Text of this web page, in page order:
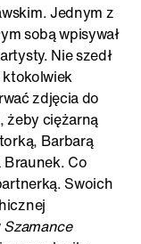
Jednym z
sobą wpisywał
Nie szedł
ktokolwiek
zdjęcia do
żeby ciężarną
Barbarą
Braunek. Co
Swoich
Szamance